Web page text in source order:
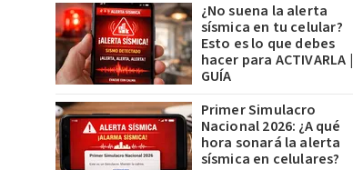
¿No suena la alerta
sísmica en tu celular?
Esto es lo que debes
hacer para ACTIVARLA |
GUÍA
Primer Simulacro
Nacional 2026: ¿A qué
hora sonará la alerta
sísmica en celulares?